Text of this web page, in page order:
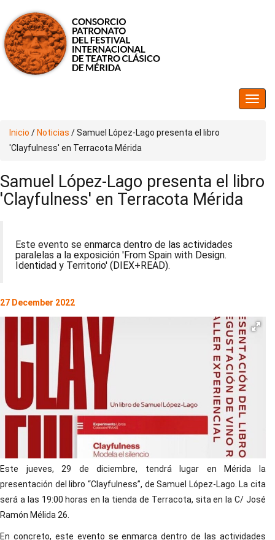
Inicio / Noticias /Samuel López-Lago presenta el libro
'Clayfulness' en Terracota Mérida
Samuel López-Lago presenta el libro
'Clayfulness' en Terracota Mérida
Este evento se enmarca dentro de las actividades
paralelas a la exposición 'From Spain with Design.
Identidad y Territorio' (DIEX+READ).
27 December 2022
Este jueves, 29 de diciembre, tendrá lugar en Mérida la
presentación del libro “Clayfulness”, de Samuel López-Lago. La cita
será a las 19:00 horas en la tienda de Terracota, sita en la C/ José
Ramón Mélida 26.
En concreto, este evento se enmarca dentro de las actividades